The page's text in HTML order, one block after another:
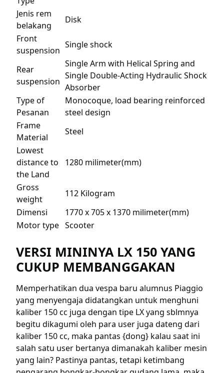
Jenis rem
belakang
Disk
Front
suspension
Single shock
Rear
suspension
Single Arm with Helical Spring and
Single Double-Acting Hydraulic Shock
Absorber
Type of
Pesanan
Monocoque, load bearing reinforced
steel design
Frame
Material
Steel
Lowest
distance to
the Land
1280 milimeter(mm)
Gross
weight
112 Kilogram
Dimensi
1770 x 705 x 1370 milimeter(mm)
Motor type Scooter
VERSI MININYA LX 150 YANG
CUKUP MEMBANGGAKAN
Memperhatikan dua vespa baru alumnus Piaggio
yang menyengaja didatangkan untuk menghuni
kaliber 150 cc juga dengan tipe LX yang sblmnya
begitu dikagumi oleh para user juga dateng dari
kaliber 150 cc, maka pantas {dong} kalau saat ini
salah satu user bertanya dimanakah kaliber mesin
yang lain? Pastinya pantas, tetapi ketimbang